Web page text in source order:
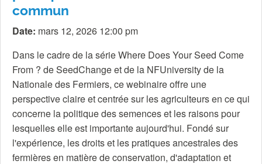
commun
Date: mars 12, 2026 12:00 pm
Dans le cadre de la série Where Does Your Seed Come
From ? de SeedChange et de la NFUniversity de la
Nationale des Fermiers, ce webinaire offre une
perspective claire et centrée sur les agriculteurs en ce qui
concerne la politique des semences et les raisons pour
lesquelles elle est importante aujourd'hui. Fondé sur
l'expérience, les droits et les pratiques ancestrales des
fermières en matière de conservation, d'adaptation et